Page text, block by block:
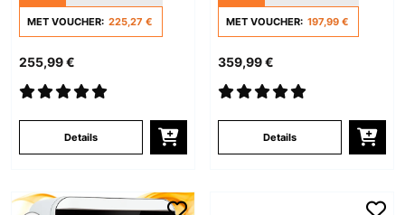
MET VOUCHER: 225,27 €
255,99 €
Details
MET VOUCHER: 197,99 €
359,99 €
Details